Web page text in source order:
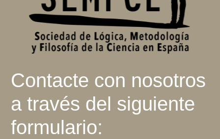
Contacte con nosotros
a través del siguiente
formulario: